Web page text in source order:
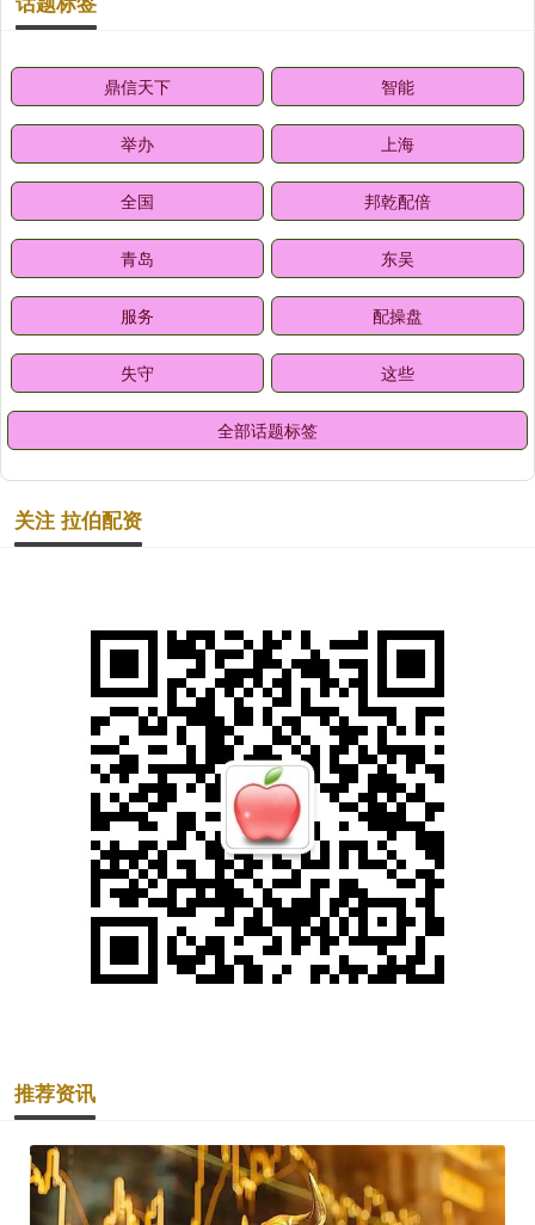
鼎信天下 智能
举办 上海
全国 邦乾配倍
青岛 东吴
服务 配操盘
失守 这些
全部话题标签
关注 拉伯配资
推荐资讯